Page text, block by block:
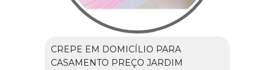
CREPE EM DOMICÍLIO PARA
CASAMENTO PREÇO JARDIM